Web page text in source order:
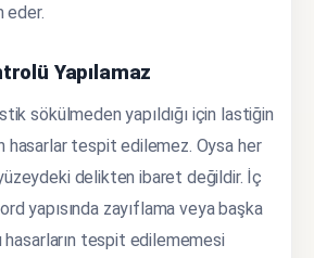
eder.
Yapılamaz
sökülmeden yapıldığı için lastiğin
hasarlar tespit edilemez. Oysa her
delikten ibaret değildir. İç
yapısında zayıflama veya başka
hasarların tespit edilememesi